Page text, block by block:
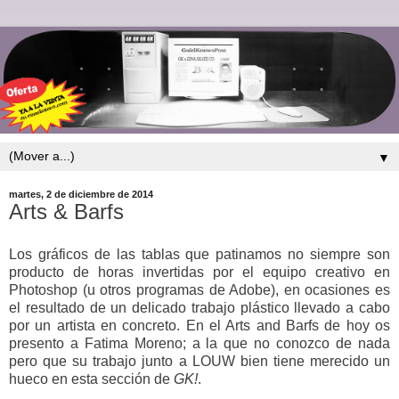
▼
martes, 2 de diciembre de 2014
Arts & Barfs
Los gráficos de las tablas que patinamos no siempre son
producto de horas invertidas por el equipo creativo en
Photoshop (u otros programas de Adobe), en ocasiones es
el resultado de un delicado trabajo plástico llevado a cabo
por un artista en concreto. En el Arts and Barfs de hoy os
presento a Fatima Moreno; a la que no conozco de nada
pero que su trabajo junto a LOUW bien tiene merecido un
hueco en esta sección de GK!.